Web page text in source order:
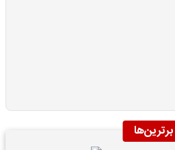
برترین‌ها